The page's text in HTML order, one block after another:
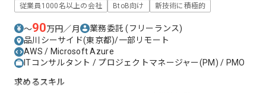
従業員1000名以上の会社
BtoB向け 新技術に積極的
〜90万円／月 業務委託(フリーランス)
品川シーサイド(東京都)/一部リモート
AWS / Microsoft Azure
ITコンサルタント / プロジェクトマネージャー(PM) / PMO
求めるスキル